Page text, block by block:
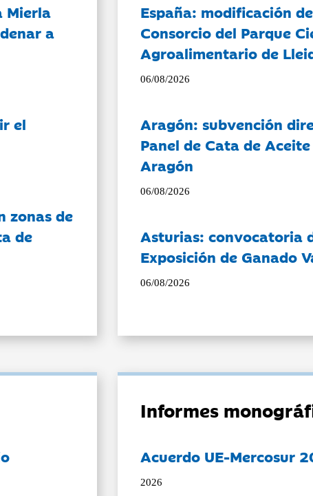
Mierla
a
el
zonas de
de
España: modificación
Consorcio del Parque
Agroalimentario de
06/08/2026
Aragón: subvención
Panel de Cata de
Aragón
06/08/2026
Asturias: convocatoria
Exposición de Ganado
06/08/2026
Informes
Acuerdo UE-Mercosur
2026